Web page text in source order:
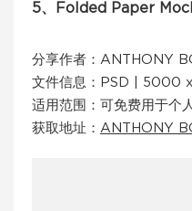
5、Folded Paper
分享作者：ANTHONY
文件信息：PSD | 5000
适用范围：可免费用于个
获取地址： ANTHONY